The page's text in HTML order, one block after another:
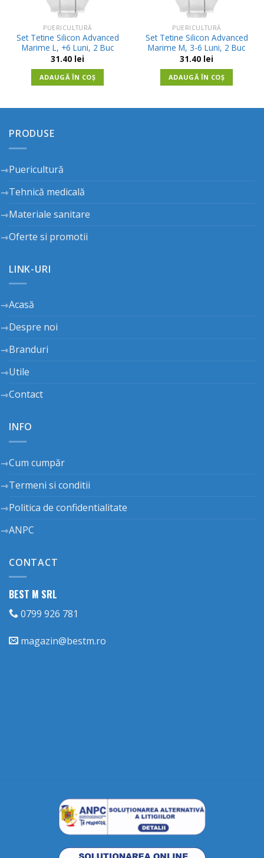
PUERICULTURĂ
Set Tetine Silicon Advanced
Marime L, +6 Luni, 2 Buc
31.40 lei
ADAUGĂ ÎN COȘ
PUERICULTURĂ
Set Tetine Silicon Advanced
Marime M, 3-6 Luni, 2 Buc
31.40 lei
ADAUGĂ ÎN COȘ
PRODUSE
Puericultură
Tehnică medicală
Materiale sanitare
Oferte si promotii
LINK-URI
Acasă
Despre noi
Branduri
Utile
Contact
INFO
Cum cumpăr
Termeni si conditii
Politica de confidentialitate
ANPC
CONTACT
BEST M SRL
0799 926 781
magazin@bestm.ro